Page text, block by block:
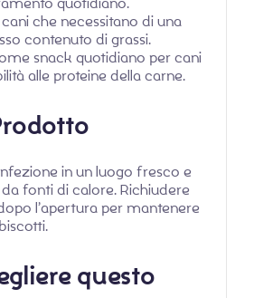
che necessitano di una
contenuto di grassi.
snack quotidiano per cani
alle proteine della carne.
in un luogo fresco e
fonti di calore. Richiudere
l’apertura per mantenere
questo